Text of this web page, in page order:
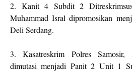
2. Kanit 4 Subdit 2
Muhammad Isral dipromosikan
Deli Serdang.
3. Kasatreskrim Polres
dimutasi menjadi Panit 2 Unit 1